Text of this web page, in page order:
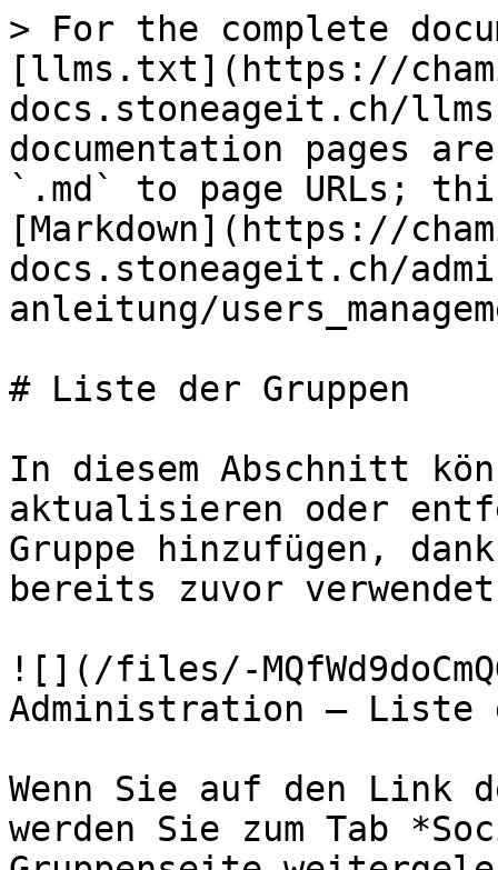
> For the complete
[llms.txt](https://
docs.stoneageit.ch/
documentation pages
`.md` to page URLs;
[Markdown](https://
docs.stoneageit.ch/
anleitung/
# Liste der Gruppen
In diesem Abschnitt
aktualisieren oder
Gruppe hinzufügen,
bereits zuvor
![](/files/-
Administration — Liste
Wenn Sie auf den Link
werden Sie zum Tab